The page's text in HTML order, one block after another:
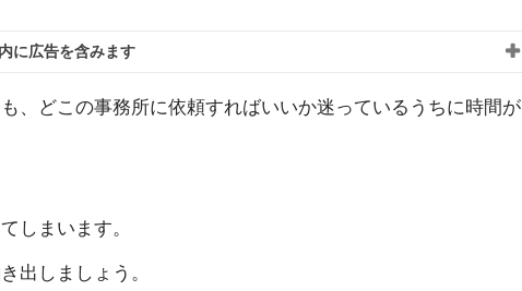
に広告を含みます
、どこの事務所に依頼すればいいか迷っているうちに時間が
しまいます。
出しましょう。